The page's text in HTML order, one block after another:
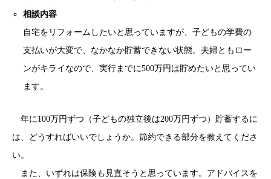
相談内容
自宅をリフォームしたいと思っていますが、子どもの学費の
支払いが大変で、なかなか貯蓄できない状態。夫婦ともロー
ンがキライなので、実行までに500万円は貯めたいと思ってい
ます。
年に100万円ずつ（子どもの独立後は200万円ずつ）貯蓄するに
は、どうすればいいでしょうか。節約できる部分を教えてくださ
い。
また、いずれは保険も見直そうと思っています。アドバイスを